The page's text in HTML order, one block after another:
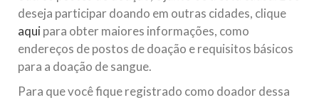
deseja participar doando em outras cidades, clique
aquipara obter maiores informações, como
endereços de postos de doação e requisitos básicos
para a doação de sangue.
Para que você fique registrado como doador dessa